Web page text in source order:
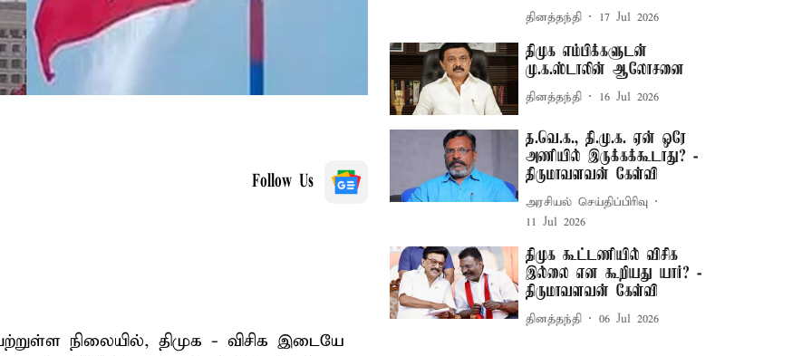
Follow Us
நிலையில், திமுக - விசிக இடையே
தினத்தந்தி 17 Jul 2026
திமுக எம்பிக்களுடன்
மு.க.ஸ்டாலின் ஆலோசனை
தினத்தந்தி 16 Jul 2026
த.வெ.க., தி.மு.க. ஏன் ஒரே
அணியில் இருக்கக்கூடாது? -
திருமாவளவன் கேள்வி
அரசியல் செய்திப்பிரிவு
11 Jul 2026
திமுக கூட்டணியில் விசிக
இல்லை என கூறியது யார்? -
திருமாவளவன் கேள்வி
தினத்தந்தி 06 Jul 2026